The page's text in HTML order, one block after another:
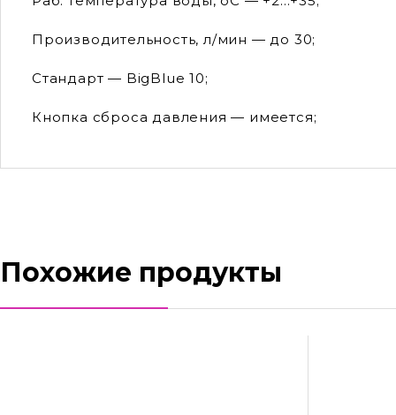
Производительность, л/мин — до 30;
Стандарт — BigBlue 10;
Кнопка сброса давления — имеется;
Похожие продукты